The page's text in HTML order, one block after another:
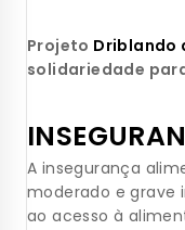
Projeto Driblando
solidariedade
A insegurança
moderado e grave
ao acesso à